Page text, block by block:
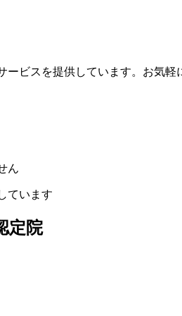
ービスを提供しています。お気軽
ん
ています
定院